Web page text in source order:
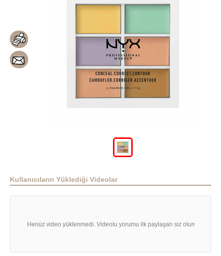
Kullanıcıların Yüklediği Videolar
Henüz video yüklenmedi. Videolu yorumu ilk paylaşan siz olun